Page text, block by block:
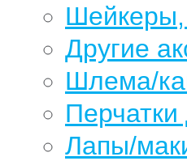
Шейкеры,
Другие
Шлема/
Лапы/